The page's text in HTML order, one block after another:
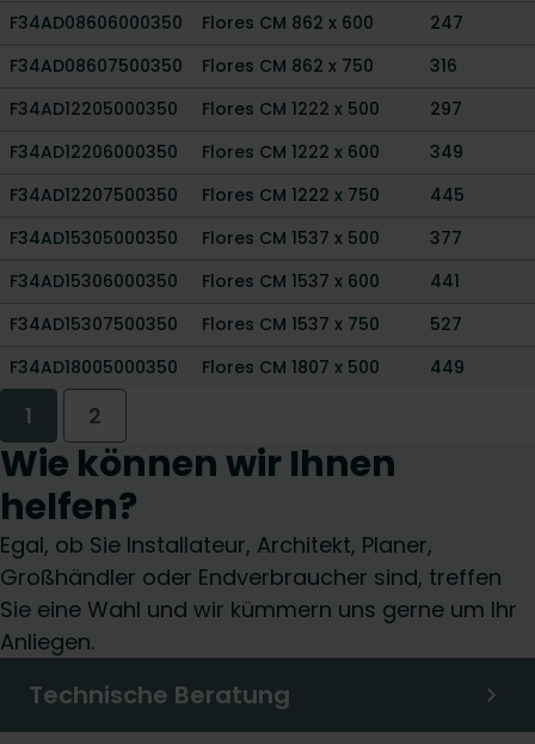
F34AD08606000350
Flores CM 862 x 600
247
F34AD08607500350
Flores CM 862 x 750
316
F34AD12205000350
Flores CM 1222 x 500
297
F34AD12206000350
Flores CM 1222 x 600
349
F34AD12207500350
Flores CM 1222 x 750
445
F34AD15305000350
Flores CM 1537 x 500
377
F34AD15306000350
Flores CM 1537 x 600
441
F34AD15307500350
Flores CM 1537 x 750
527
F34AD18005000350
Flores CM 1807 x 500 449
1 2
Wie können wir Ihnen
helfen?
Egal, ob Sie Installateur, Architekt, Planer,
Großhändler oder Endverbraucher sind, treffen
Sie eine Wahl und wir kümmern uns gerne um Ihr
Anliegen.
Technische Beratung